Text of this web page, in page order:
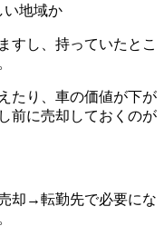
い地域か
すし、持っていたとこ
たり、車の価値が下が
前に売却しておくのが
却→転勤先で必要にな